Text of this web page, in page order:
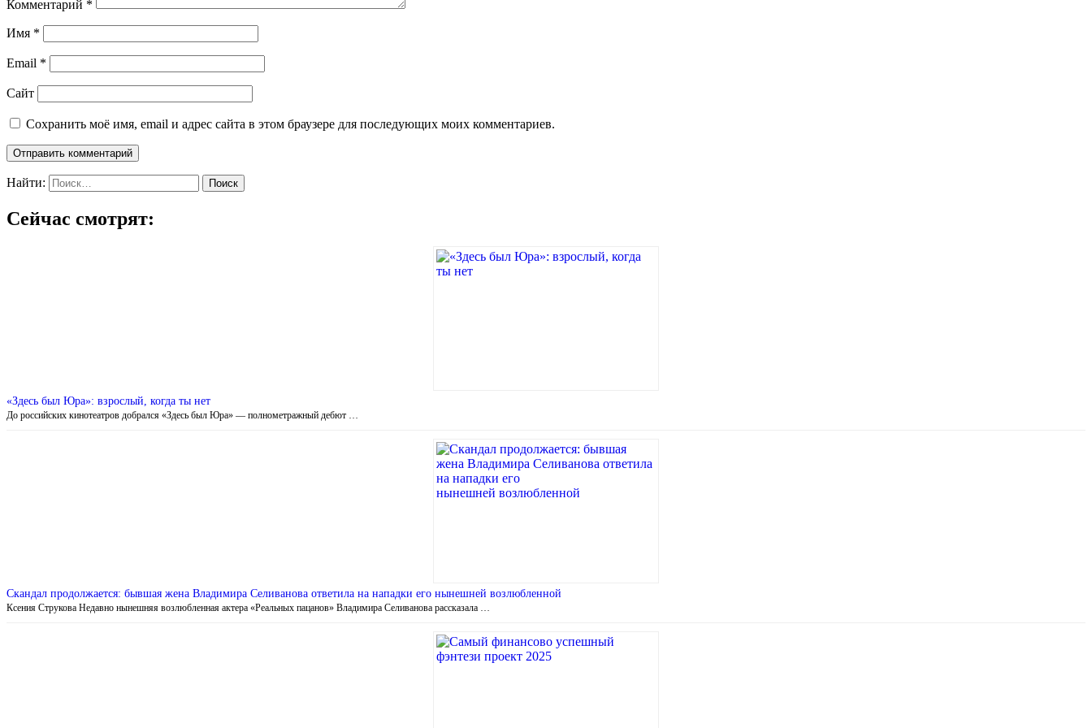
Комментарий *
Имя *
Email *
Сайт
Сохранить моё имя, email и адрес сайта в этом браузере для последующих моих комментариев.
Найти:
Сейчас смотрят:
«Здесь был Юра»: взрослый, когда ты нет
До российских кинотеатров добрался «Здесь был Юра» — полнометражный дебют …
Скандал продолжается: бывшая жена Владимира Селиванова ответила на нападки его нынешней возлюбленной
Ксения Струкова Недавно нынешняя возлюбленная актера «Реальных пацанов» Владимира Селиванова рассказала …